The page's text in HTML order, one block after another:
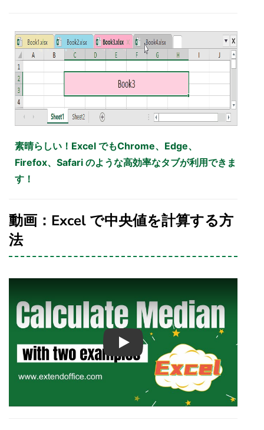
素晴らしい！Excel でもChrome、Edge、
Firefox、Safari のような高効率なタブが利用できま
す！
動画：Excel で中央値を計算する方
法
Play